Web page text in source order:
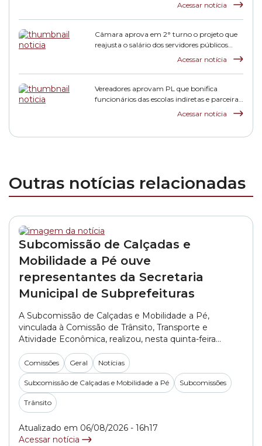
Acessar notícia
Câmara aprova em 2° turno o projeto que
reajusta o salário dos servidores públicos
Acessar notícia
Vereadores aprovam PL que bonifica
funcionários das escolas indiretas e parceiras
Acessar notícia
Outras notícias relacionadas
Subcomissão de Calçadas e
Mobilidade a Pé ouve
representantes da Secretaria
Municipal de Subprefeituras
A Subcomissão de Calçadas e Mobilidade a Pé,
vinculada à Comissão de Trânsito, Transporte e
Atividade Econômica, realizou, nesta quinta-feira
(06/08), a primeira reunião do segundo semestre de
2026. No encontro, os vereadores ouviram
representantes da SMSUB (Secretaria Municipal das
Subprefeituras). A pasta foi representada pelo
engenheiro Alexandre Martini e pelo arquiteto Rodolfo
Comissões Geral Notícias
Subcomissão de Calçadas e Mobilidade a Pé Subcomissões
Trânsito
Atualizado em 06/08/2026 - 16h17
Acessar notícia